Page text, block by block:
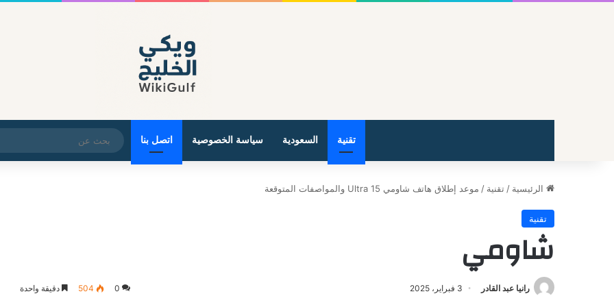
تقنية السعودية سياسة الخصوصية اتصل بنا
الرئيسية / تقنية / موعد إطلاق هاتف شاومي 15 Ultra والمواصفات المتوقعة
تقنية
شاومي
رانيا عبد القادر 3 فبراير، 2025 0
504 دقيقة واحدة